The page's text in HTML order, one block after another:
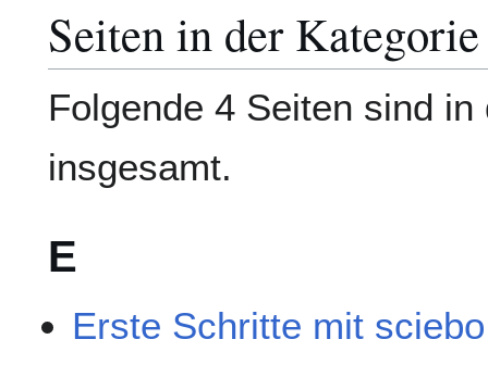
Seiten in der
Folgende 4 Seiten sind
insgesamt.
E
Erste Schritte mit sciebo